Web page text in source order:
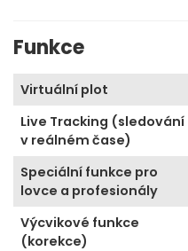
Funkce
Virtuální plot
Live Tracking (sledování
v reálném čase)
Speciální funkce pro
lovce a profesionály
Výcvikové funkce
(korekce)